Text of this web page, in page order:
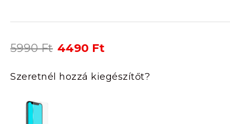
5990Ft Original
was:
5990 Ft.
4490 Ft
is:
4490 Ft.
Szeretnél hozzá kiegészítőt?